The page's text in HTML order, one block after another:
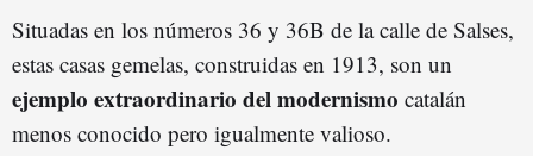
Situadas en los números 36 y 36B de la calle de Salses,
estas casas gemelas, construidas en 1913, son un
ejemplo extraordinario del modernismo catalán
menos conocido pero igualmente valioso.